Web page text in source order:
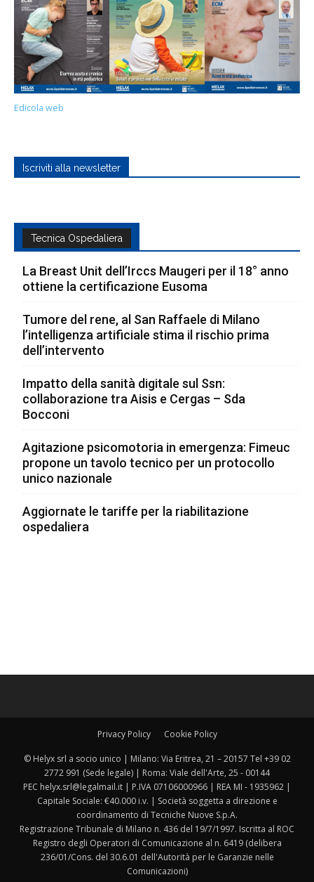
Edicola web
Iscriviti alla newsletter
Tecnica Ospedaliera
La Breast Unit dell’Irccs Maugeri per il 18° anno
ottiene la certificazione Eusoma
Tumore del rene, al San Raffaele di Milano
l’intelligenza artificiale stima il rischio prima
dell’intervento
Impatto della sanità digitale sul Ssn:
collaborazione tra Aisis e Cergas – Sda
Bocconi
Agitazione psicomotoria in emergenza: Fimeuc
propone un tavolo tecnico per un protocollo
unico nazionale
Aggiornate le tariffe per la riabilitazione
ospedaliera
Privacy Policy Cookie Policy
© Helyx srl a socio unico | Milano: Via Eritrea, 21 – 20157 Tel +39 02
2772 991 (Sede legale) | Roma: Viale dell'Arte, 25 - 00144
PEC helyx.srl@legalmail.it | P.IVA 07106000966 | REA MI - 1935962 |
Capitale Sociale: €40.000 i.v. | Società soggetta a direzione e
coordinamento di Tecniche Nuove S.p.A.
Registrazione Tribunale di Milano n. 436 del 19/7/1997. Iscritta al ROC
Registro degli Operatori di Comunicazione al n. 6419 (delibera
236/01/Cons. del 30.6.01 dell'Autorità per le Garanzie nelle
Comunicazioni)